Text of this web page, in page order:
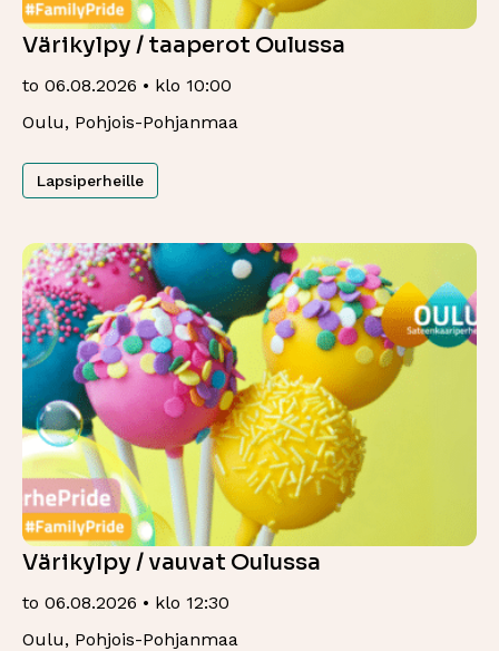
Värikylpy / taaperot Oulussa
to 06.08.2026 • klo 10:00
Oulu, Pohjois-Pohjanmaa
Lapsiperheille
Värikylpy / vauvat Oulussa
to 06.08.2026 • klo 12:30
Oulu, Pohjois-Pohjanmaa